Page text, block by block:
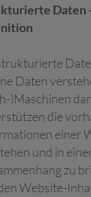
Daten
Daten
)Maschinen
die
einer
und in
zu
Website-
vorteilhaft
zu erstellen.
Wird
Spam zu
die
Webseite zu
verbessern.
Speichert
des